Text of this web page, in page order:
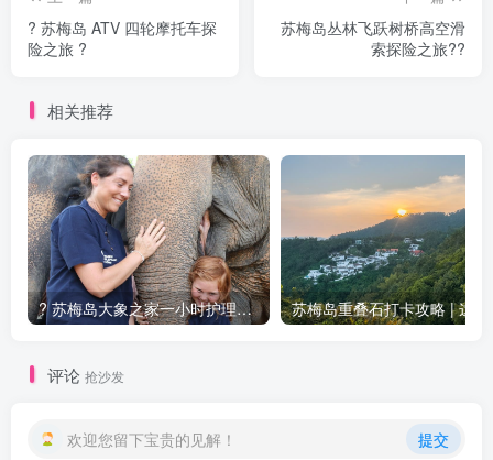
?️ 苏梅岛 ATV 四轮摩托车探
险之旅 ?️
苏梅岛丛林飞跃树桥高空滑
索探险之旅??
相关推荐
? 苏梅岛大象之家一小时护理与喂养体验 ?
评论 抢沙发
欢迎您留下宝贵的见解！ 提交